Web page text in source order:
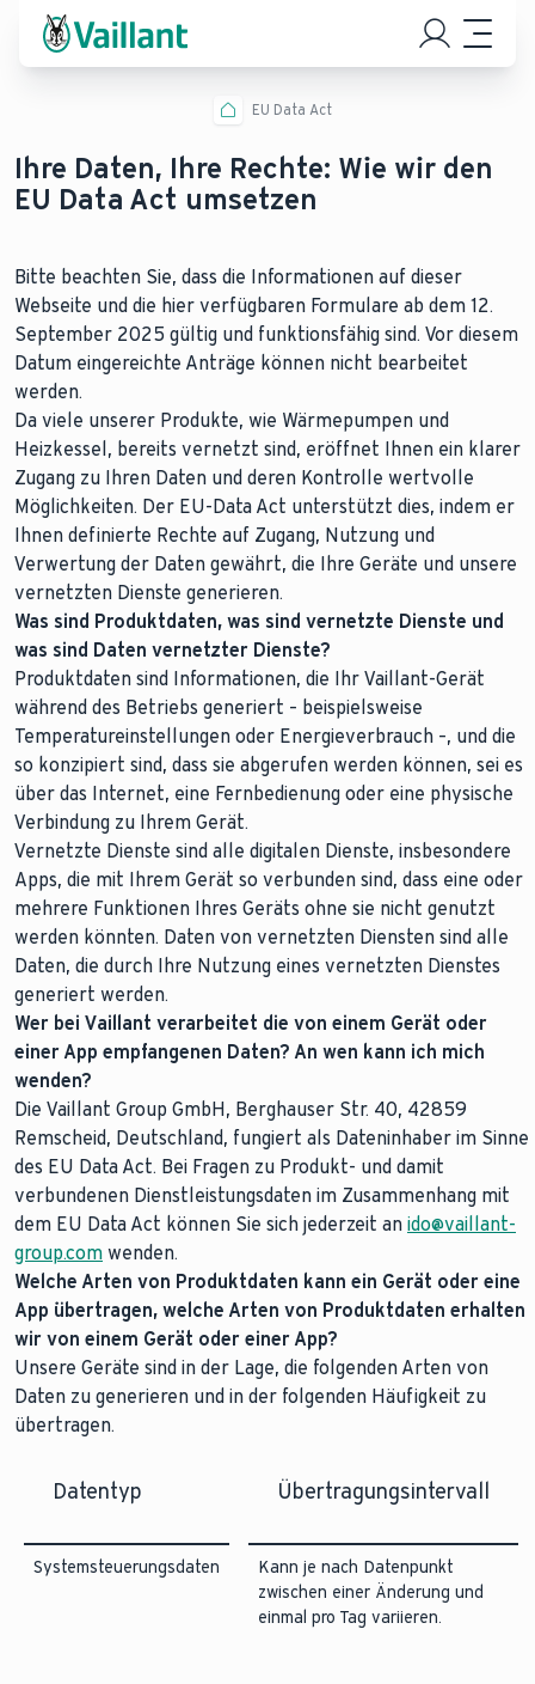
EU Data Act
Ihre Daten, Ihre Rechte: Wie wir den
EU Data Act umsetzen
Bitte beachten Sie, dass die Informationen auf dieser
Webseite und die hier verfügbaren Formulare ab dem 12.
September 2025 gültig und funktionsfähig sind. Vor diesem
Datum eingereichte Anträge können nicht bearbeitet
werden.
Da viele unserer Produkte, wie Wärmepumpen und
Heizkessel, bereits vernetzt sind, eröffnet Ihnen ein klarer
Zugang zu Ihren Daten und deren Kontrolle wertvolle
Möglichkeiten. Der EU-Data Act unterstützt dies, indem er
Ihnen definierte Rechte auf Zugang, Nutzung und
Verwertung der Daten gewährt, die Ihre Geräte und unsere
vernetzten Dienste generieren.
Was sind Produktdaten, was sind vernetzte Dienste und
was sind Daten vernetzter Dienste?
Produktdaten sind Informationen, die Ihr Vaillant-Gerät
während des Betriebs generiert – beispielsweise
Temperatureinstellungen oder Energieverbrauch –, und die
so konzipiert sind, dass sie abgerufen werden können, sei es
über das Internet, eine Fernbedienung oder eine physische
Verbindung zu Ihrem Gerät.
Vernetzte Dienste sind alle digitalen Dienste, insbesondere
Apps, die mit Ihrem Gerät so verbunden sind, dass eine oder
mehrere Funktionen Ihres Geräts ohne sie nicht genutzt
werden könnten. Daten von vernetzten Diensten sind alle
Daten, die durch Ihre Nutzung eines vernetzten Dienstes
generiert werden.
Wer bei Vaillant verarbeitet die von einem Gerät oder
einer App empfangenen Daten? An wen kann ich mich
wenden?
Die Vaillant Group GmbH, Berghauser Str. 40, 42859
Remscheid, Deutschland, fungiert als Dateninhaber im Sinne
des EU Data Act. Bei Fragen zu Produkt- und damit
verbundenen Dienstleistungsdaten im Zusammenhang mit
dem EU Data Act können Sie sich jederzeit an ido@vaillant-
group.com wenden.
Welche Arten von Produktdaten kann ein Gerät oder eine
App übertragen, welche Arten von Produktdaten erhalten
wir von einem Gerät oder einer App?
Unsere Geräte sind in der Lage, die folgenden Arten von
Daten zu generieren und in der folgenden Häufigkeit zu
übertragen.
Datentyp Übertragungsintervall
Systemsteuerungsdaten
Kann je nach Datenpunkt
zwischen einer Änderung und
einmal pro Tag variieren.